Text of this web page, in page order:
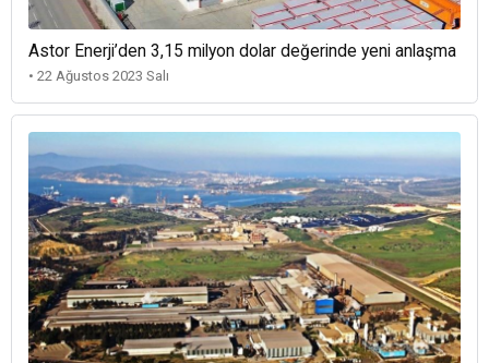
Astor Enerji’den 3,15 milyon dolar değerinde yeni anlaşma
• 22 Ağustos 2023 Salı